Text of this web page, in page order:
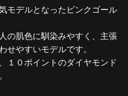
モデルとなったピンクゴール
の肌色に馴染みやすく、主張
せやすいモデルです。
１０ポイントのダイヤモンド